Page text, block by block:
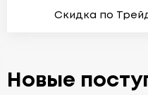
Скидка по
Новые